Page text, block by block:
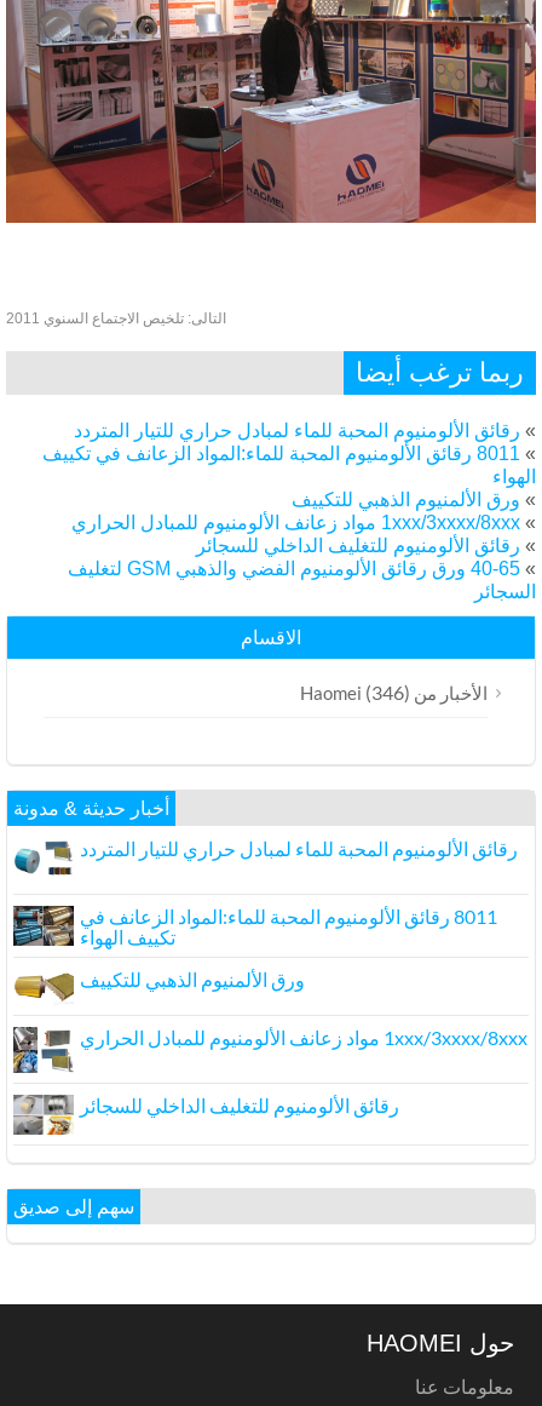
التالى: تلخيص الاجتماع السنوي 2011
ربما ترغب أيضا
رقائق الألومنيوم المحبة للماء لمبادل حراري للتيار المتردد
8011 رقائق الألومنيوم المحبة للماء:المواد الزعانف في تكييف
ورق الألمنيوم الذهبي للتكييف
1xxx/3xxxx/8xxx مواد زعانف الألومنيوم للمبادل الحراري
رقائق الألومنيوم للتغليف الداخلي للسجائر
40-65 ورق رقائق الألومنيوم الفضي والذهبي GSM لتغليف
الاقسام
الأخبار من Haomei(346)
أخبار حديثة & مدونة
رقائق الألومنيوم المحبة للماء لمبادل حراري للتيار المتردد
8011 رقائق الألومنيوم المحبة للماء:المواد الزعانف في
تكييف الهواء
ورق الألمنيوم الذهبي للتكييف
1xxx/3xxxx/8xxx مواد زعانف الألومنيوم للمبادل الحراري
رقائق الألومنيوم للتغليف الداخلي للسجائر
سهم إلى صديق
حول HAOMEI
معلومات عنا